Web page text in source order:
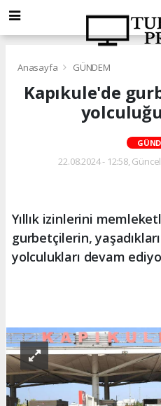
Anasayfa GÜNDEM
Kapıkule'de
22.08.2024 - 12:58,
Yıllık izinlerini
gurbetçilerin,
yolculukları devam